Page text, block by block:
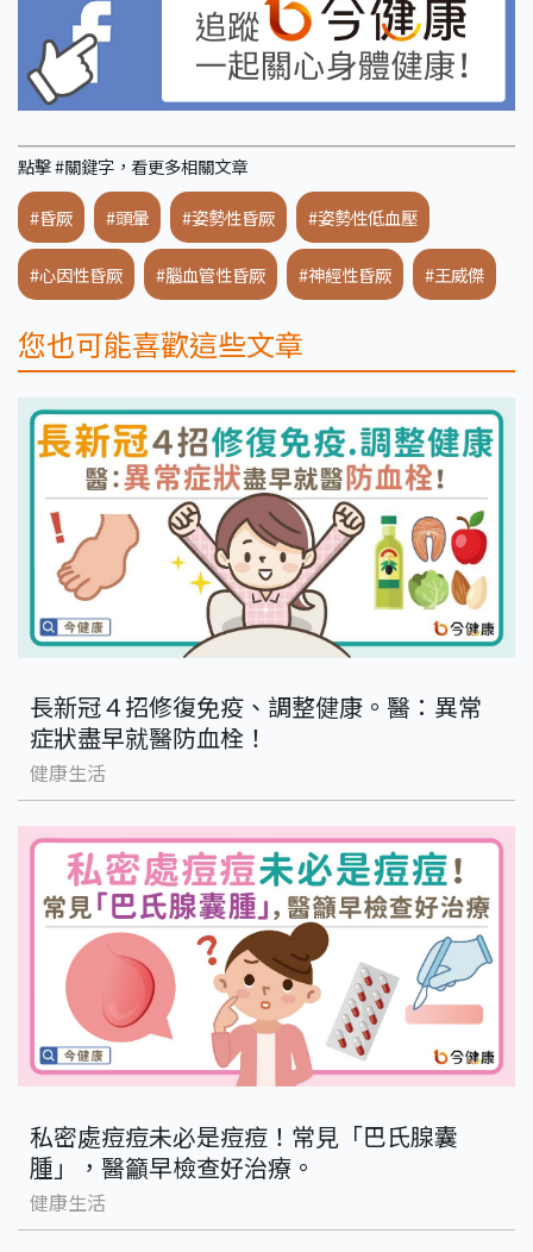
點擊 #關鍵字，看更多相關文章
#昏厥 #頭暈 #姿勢性昏厥 #姿勢性低血壓
#心因性昏厥 #腦血管性昏厥 #神經性昏厥 #王威傑
您也可能喜歡這些文章
長新冠４招修復免疫、調整健康。醫：異常
症狀盡早就醫防血栓！
健康生活
私密處痘痘未必是痘痘！常見「巴氏腺囊
腫」，醫籲早檢查好治療。
健康生活